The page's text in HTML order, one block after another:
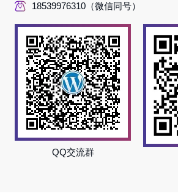
18539976310（微信同号）
QQ交流群